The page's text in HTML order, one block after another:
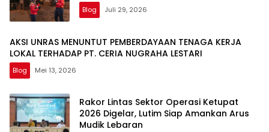
Blog Juli 29, 2026
AKSI UNRAS MENUNTUT PEMBERDAYAAN TENAGA KERJA
LOKAL TERHADAP PT. CERIA NUGRAHA LESTARI
Blog Mei 13, 2026
Rakor Lintas Sektor Operasi Ketupat
2026 Digelar, Lutim Siap Amankan Arus
Mudik Lebaran